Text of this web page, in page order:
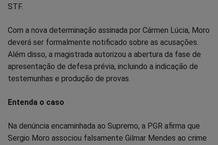
STF.
Com a nova determinação assinada por Cármen Lúcia, Moro
deverá ser formalmente notificado sobre as acusações.
Além disso, a magistrada autorizou a abertura da fase de
apresentação de defesa prévia, incluindo a indicação de
testemunhas e produção de provas.
Entenda o caso
Na denúncia encaminhada ao Supremo, a PGR afirma que
Sergio Moro associou falsamente Gilmar Mendes ao crime